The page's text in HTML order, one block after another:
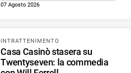
07 Agosto 2026
INTRATTENIMENTO
Casa Casinò stasera su
Twentyseven: la commedia